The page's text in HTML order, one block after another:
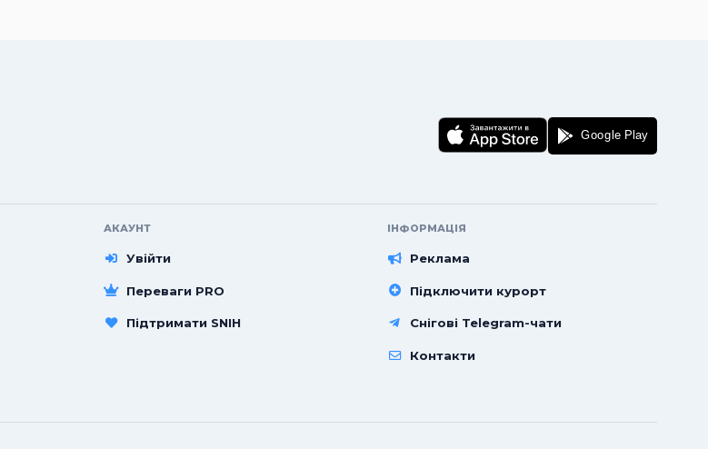
АКАУНТ
Увійти
Переваги PRO
Підтримати SNIH
ІНФОРМАЦІЯ
Реклама
Підключити курорт
Снігові Telegram-чати
Контакти